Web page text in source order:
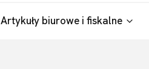
Artykuły biurowe i fiskalne